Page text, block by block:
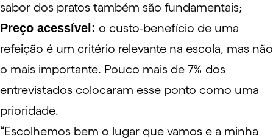
sabor dos pratos também são fundamentais;
Preço acessível: o custo-benefício de uma
refeição é um critério relevante na escola, mas não
o mais importante. Pouco mais de 7% dos
entrevistados colocaram esse ponto como uma
prioridade.
“Escolhemos bem o lugar que vamos e a minha